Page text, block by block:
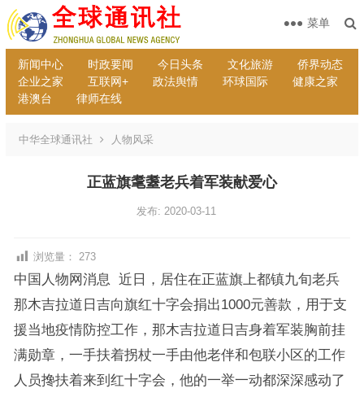
新闻中心 时政要闻 今日头条 文化旅游
侨界动态
企业之家
互联网+ 政法舆情 环球国际
健康之家
港澳台
律师在线
菜单
中华全球通讯社 人物风采
正蓝旗耄耋老兵着军装献爱心
发布: 2020-03-11
浏览量： 273
中国人物网消息 近日，居住在正蓝旗上都镇九旬老兵
那木吉拉道日吉向旗红十字会捐出1000元善款，用于支
援当地疫情防控工作，那木吉拉道日吉身着军装胸前挂
满勋章，一手扶着拐杖一手由他老伴和包联小区的工作
人员搀扶着来到红十字会，他的一举一动都深深感动了